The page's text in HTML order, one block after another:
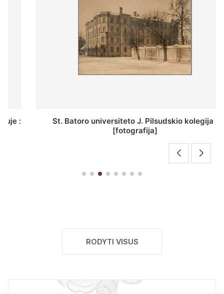
St. Batoro universiteto J. Pilsudskio kolegija :
[fotografija]
RODYTI VISUS